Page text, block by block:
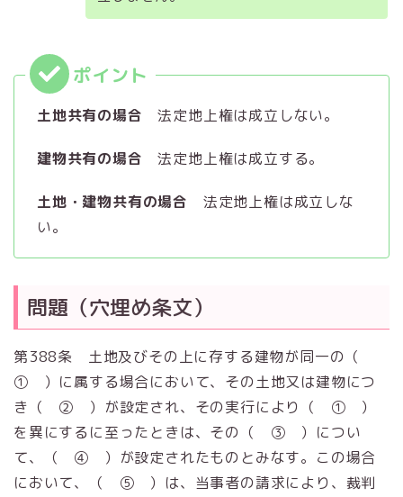
土地共有の場合法定地上権は成立しない。
建物共有の場合法定地上権は成立する。
土地・建物共有の場合 法定地上権は成立しな
い。
問題（穴埋め条文）
第388条 土地及びその上に存する建物が同一の（
① ）に属する場合において、その土地又は建物につ
き（ ② ）が設定され、その実行により（ ① ）
を異にするに至ったときは、その（ ③ ）につい
て、（ ④ ）が設定されたものとみなす。この場合
において、（ ⑤ ）は、当事者の請求により、裁判